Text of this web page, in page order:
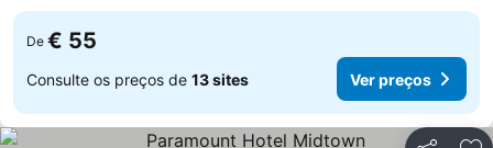
De € 55
Consulte os preços de 13 sites Ver preços